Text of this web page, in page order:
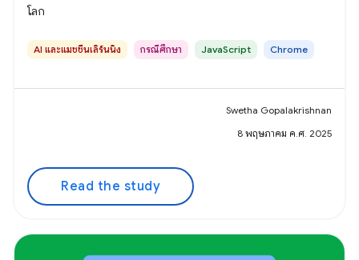
โลก
AI และแมชชีนเลิร์นนิง กรณีศึกษา JavaScript Chrome
Swetha Gopalakrishnan
8 พฤษภาคม ค.ศ. 2025
Read the study